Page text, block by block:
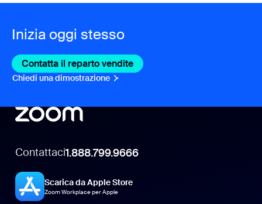
Inizia oggi stesso
Contatta il reparto vendite Contatta il reparto vendite
Chiedi una dimostrazione Chiedi una dimostrazione
Contattaci1.888.799.9666
Scarica da Apple Store
Zoom Workplace per Apple